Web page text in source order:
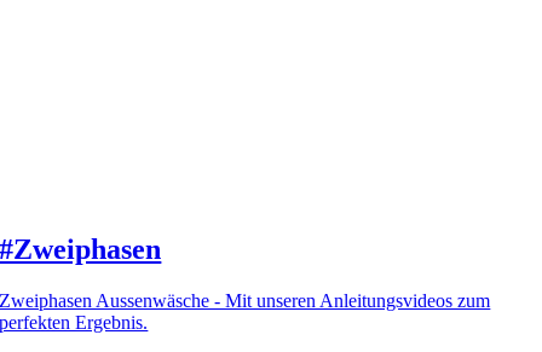
#Zweiphasen
Zweiphasen Aussenwäsche - Mit unseren Anleitungsvideos zum
perfekten Ergebnis.